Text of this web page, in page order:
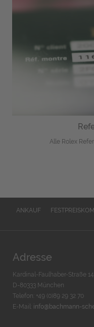
Alle Rolex
ANKAUF
Adresse
Kardinal-Faulhaber-Straße
D-80333 München
Telefon: +49 (0)89 29 32 70
E-Mail: info@bachmann-